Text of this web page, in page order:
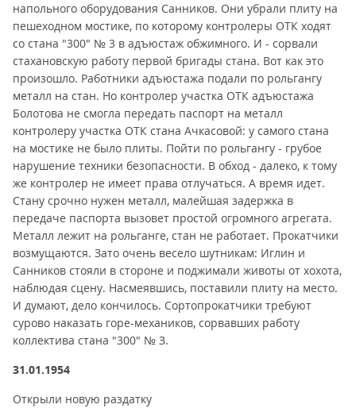
напольного оборудования Санников. Они убрали плиту на
пешеходном мостике, по которому контролеры ОТК ходят
со стана "300" № 3 в адъюстаж обжимного. И - сорвали
стахановскую работу первой бригады стана. Вот как это
произошло. Работники адъюстажа подали по рольгангу
металл на стан. Но контролер участка ОТК адъюстажа
Болотова не смогла передать паспорт на металл
контролеру участка ОТК стана Ачкасовой: у самого стана
на мостике не было плиты. Пойти по рольгангу - грубое
нарушение техники безопасности. В обход - далеко, к тому
же контролер не имеет права отлучаться. А время идет.
Стану срочно нужен металл, малейшая задержка в
передаче паспорта вызовет простой огромного агрегата.
Металл лежит на рольганге, стан не работает. Прокатчики
возмущаются. Зато очень весело шутникам: Иглин и
Санников стояли в стороне и поджимали животы от хохота,
наблюдая сцену. Насмеявшись, поставили плиту на место.
И думают, дело кончилось. Сортопрокатчики требуют
сурово наказать горе-механиков, сорвавших работу
коллектива стана "300" № З.
31.01.1954
Открыли новую раздатку